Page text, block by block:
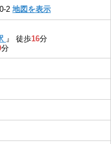
2 地図を表示
』 徒歩16分
分